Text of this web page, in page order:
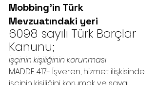
Mobbing’in Türk
Mevzuatındaki yeri
6098 sayılı Türk Borçlar
Kanunu;
İşçinin kişiliğinin korunması
MADDE 417- İşveren, hizmet ilişkisinde